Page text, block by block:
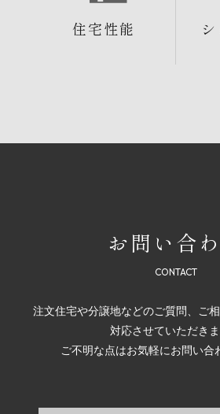
住宅性能
お問い合
注文住宅や分譲地などのご質問、ご
対応させていただきま
ご不明な点はお気軽にお問い合